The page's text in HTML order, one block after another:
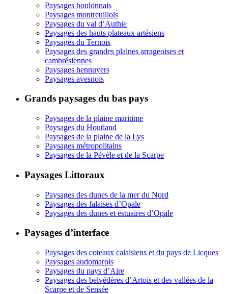
Paysages boulonnais
Paysages montreuillois
Paysages du val d’Authie
Paysages des hauts plateaux artésiens
Paysages du Ternois
Paysages des grandes plaines arrageoises et
cambrésiennes
Paysages hennuyers
Paysages avesnois
Grands paysages du bas pays
Paysages de la plaine maritime
Paysages du Houtland
Paysages de la plaine de la Lys
Paysages métropolitains
Paysages de la Pévèle et de la Scarpe
Paysages Littoraux
Paysages des dunes de la mer du Nord
Paysages des falaises d’Opale
Paysages des dunes et estuaires d’Opale
Paysages d’interface
Paysages des coteaux calaisiens et du pays de Licques
Paysages audomarois
Paysages du pays d’Aire
Paysages des belvédères d’Artois et des vallées de la
Scarpe et de Sensée